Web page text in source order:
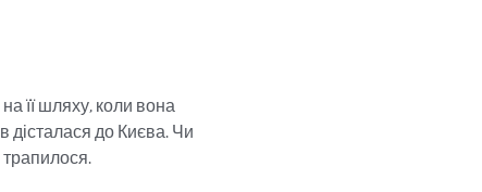
її шляху, коли вона
дісталася до Києва. Чи
трапилося.